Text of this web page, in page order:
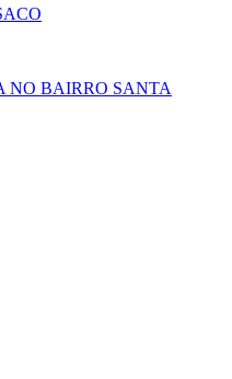
NO BAIRRO SANTA